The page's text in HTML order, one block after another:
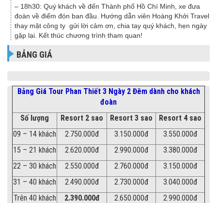
– 18h30: Quý khách về đến Thành phố Hồ Chí Minh, xe đưa
đoàn về điểm đón ban đầu. Hướng dẫn viên Hoàng Khởi Travel
thay mặt công ty gửi lời cảm ơn, chia tay quý khách, hẹn ngày
gặp lại. Kết thúc chương trình tham quan!
BẢNG GIÁ
Bảng Giá Tour Phan Thiết 3 Ngày 2 Đêm dành cho khách
đoàn
Số lượng
Resort 2 sao Resort 3 sao
Resort 4 sao
09 – 14 khách
2.750.000đ 3.150.000đ
3.550.000đ
15 – 21 khách
2.620.000đ 2.990.000đ
3.380.000đ
22 – 30 khách
2.550.000đ 2.760.000đ
3.150.000đ
31 – 40 khách
2.490.000đ 2.730.000đ
3.040.000đ
Trên 40 khách
2.390.000đ 2.650.000đ 2.990.000đ